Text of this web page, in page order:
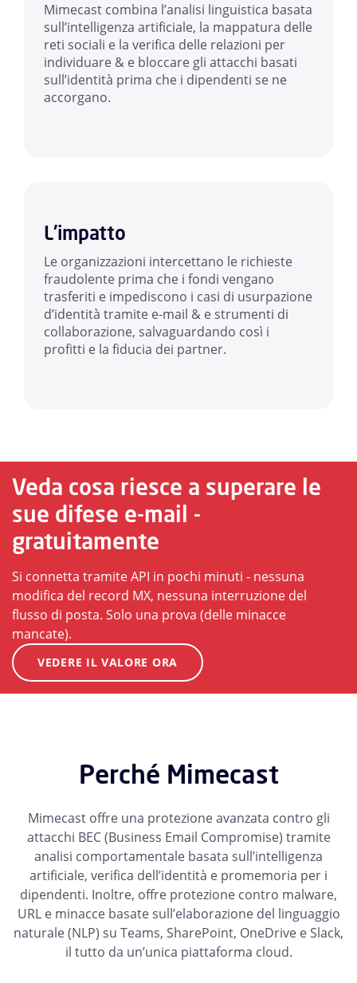
Mimecast combina l’analisi linguistica basata
sull’intelligenza artificiale, la mappatura delle
reti sociali e la verifica delle relazioni per
individuare & e bloccare gli attacchi basati
sull’identità prima che i dipendenti se ne
accorgano.
L'impatto
Le organizzazioni intercettano le richieste
fraudolente prima che i fondi vengano
trasferiti e impediscono i casi di usurpazione
d’identità tramite e-mail & e strumenti di
collaborazione, salvaguardando così i
profitti e la fiducia dei partner.
Veda cosa riesce a superare le
sue difese e-mail -
gratuitamente
Si connetta tramite API in pochi minuti - nessuna
modifica del record MX, nessuna interruzione del
flusso di posta. Solo una prova (delle minacce
mancate).
VEDERE IL VALORE ORA
Perché Mimecast
Mimecast offre una protezione avanzata contro gli
attacchi BEC (Business Email Compromise) tramite
analisi comportamentale basata sull’intelligenza
artificiale, verifica dell’identità e promemoria per i
dipendenti. Inoltre, offre protezione contro malware,
URL e minacce basate sull’elaborazione del linguaggio
naturale (NLP) su Teams, SharePoint, OneDrive e Slack,
il tutto da un’unica piattaforma cloud.